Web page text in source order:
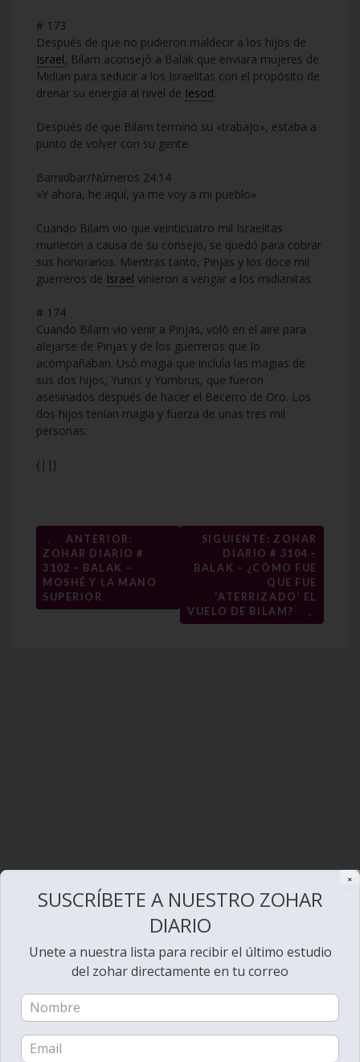
# 173
Después de que no pudieron maldecir a los hijos de
Israel, Bilam aconsejó a Balak que enviara mujeres de
Midian para seducir a los Israelitas con el propósito de
drenar su energía al nivel de Iesod.
Después de que Bilam terminó su «trabajo», estaba a
punto de volver con su gente.
Bamidbar/Números 24:14
«Y ahora, he aquí, ya me voy a mi pueblo»
Cuando Bilam vio que veinticuatro mil Israelitas
murieron a causa de su consejo, se quedó para cobrar
sus honorarios. Mientras tanto, Pinjas y los doce mil
guerreros de Israel vinieron a vengar a los midianitas.
# 174
Cuando Bilam vio venir a Pinjas, voló en el aire para
alejarse de Pinjas y de los guerreros que lo
acompañaban. Usó magia que incluía las magias de
sus dos hijos, Yunus y Yumbrus, que fueron
asesinados después de hacer el Becerro de Oro. Los
dos hijos tenían magia y fuerza de unas tres mil
personas.
{||}
Navegación
de
entradas
←
ANTERIOR:
ZOHAR DIARIO #
3102 – BALAK –
MOSHÉ Y LA MANO
SUPERIOR
SIGUIENTE: ZOHAR
DIARIO # 3104 –
BALAK – ¿CÓMO FUE
QUE FUE
‘ATERRIZADO’ EL
VUELO DE BILAM?
→
✕
SUSCRÍBETE A NUESTRO ZOHAR
DIARIO
Unete a nuestra lista para recibir el último estudio
del zohar directamente en tu correo